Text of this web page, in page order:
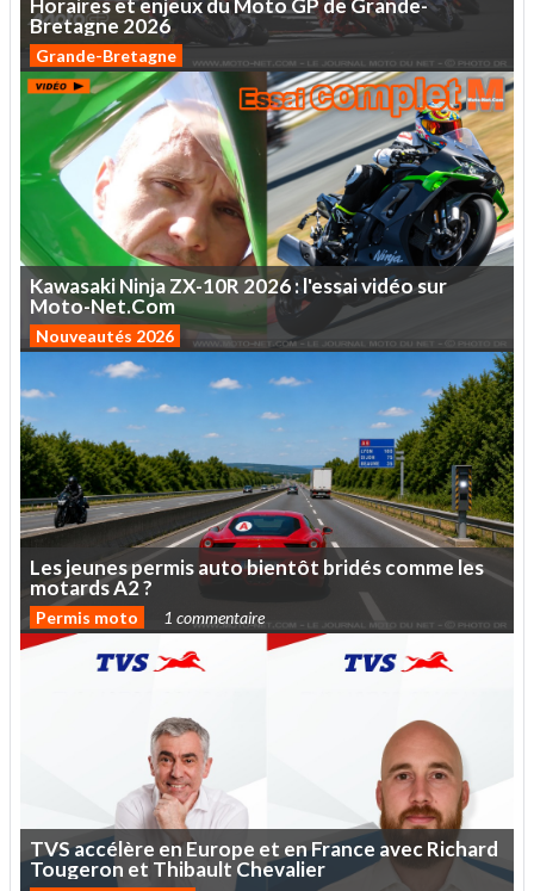
Bretagne 2026
Grande-Bretagne
KawasakiNinjaZX-10R2026:l'essaividéosur
Moto-Net.Com
Nouveautés 2026
Lesjeunespermisautobientôt bridéscommeles
motardsA2?
Permis moto 1 commentaire
TVSaccélère enEurope et enFrance avecRichard
Tougeron et Thibault Chevalier